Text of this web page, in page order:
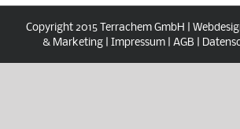
Copyright 2015 Terrachem GmbH |
& Marketing | Impressum| AGB |